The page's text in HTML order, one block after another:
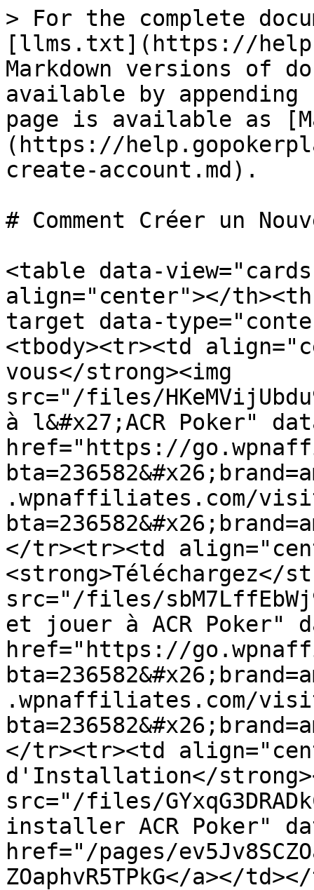
> For the complete
[llms.txt](https://
Markdown versions of
available by
page is available as
(https://
create-account.md).
# Comment Créer un
<table data-
align="center"></
target data-
<tbody><tr><td
vous</strong><img
src="/files/
à l&#x27;ACR Poker"
href="https://
.wpnaffiliates.com/
</tr><tr><td
<strong>Téléchargez</
src="/files/
et jouer à ACR Poker"
href="https://
.wpnaffiliates.com/
</tr><tr><td
d'Installation</
src="/files/
installer ACR Poker"
href="/pages/
ZOaphvR5TPkG</a></